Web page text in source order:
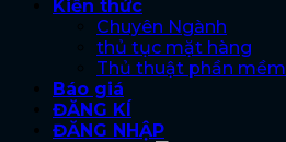
Kiến thức
Chuyên Ngành
thủ tục mặt hàng
Thủ thuật phần mềm
Báo giá
ĐĂNG KÍ
ĐĂNG NHẬP